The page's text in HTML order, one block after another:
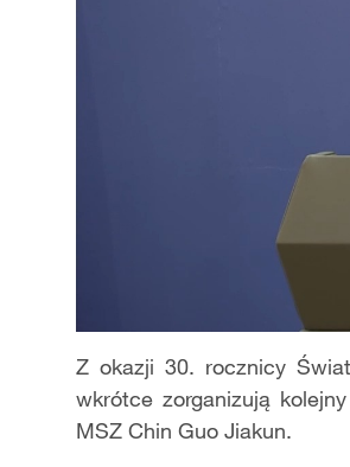
Z okazji 30. rocznicy
wkrótce zorganizują
MSZ Chin Guo Jiakun.